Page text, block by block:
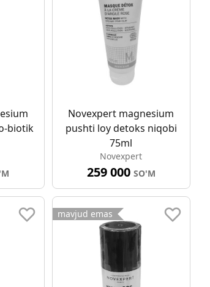
biotik
Novexpert magnesium
pushti loy detoks niqobi
75ml
Novexpert
259 000 SO'M
mavjud emas